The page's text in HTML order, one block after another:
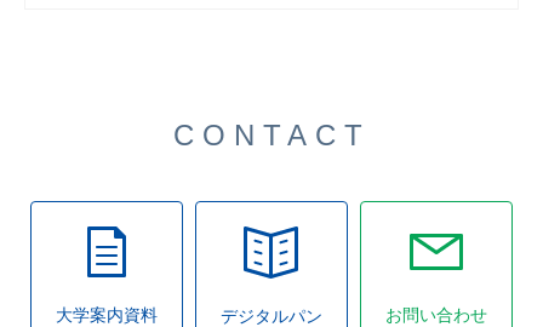
CONTACT
大学案内資料
デジタルパン
お問い合わせ